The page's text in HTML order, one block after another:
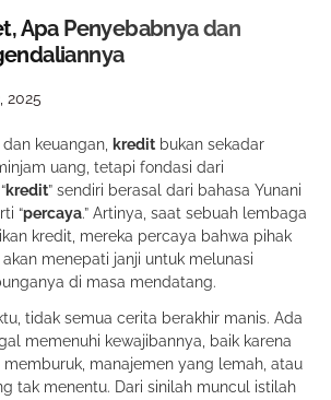
Apa Penyebabnya dan
2025
keuangan, kredit bukan sekadar
uang, tetapi fondasi dari
kredit” sendiri berasal dari bahasa Yunani
“percaya.” Artinya, saat sebuah lembaga
kredit, mereka percaya bahwa pihak
menepati janji untuk melunasi
di masa mendatang.
tidak semua cerita berakhir manis. Ada
memenuhi kewajibannya, baik karena
memburuk, manajemen yang lemah, atau
tak menentu. Dari sinilah muncul istilah